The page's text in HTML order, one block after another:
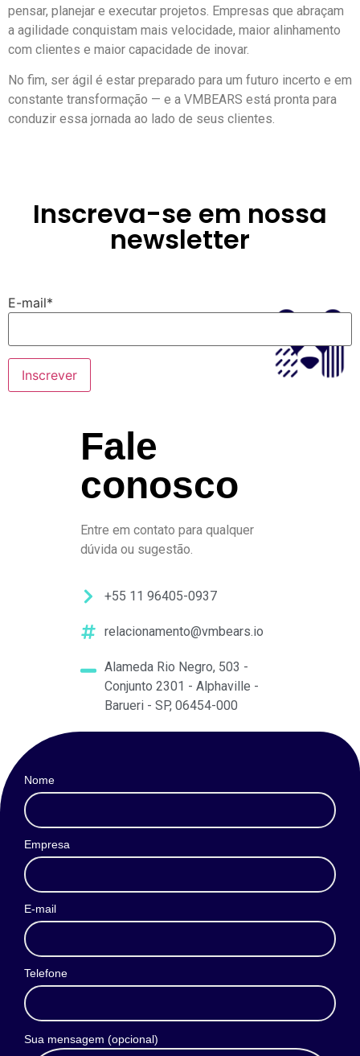
pensar, planejar e executar projetos. Empresas que abraçam
a agilidade conquistam mais velocidade, maior alinhamento
com clientes e maior capacidade de inovar.
No fim, ser ágil é estar preparado para um futuro incerto e em
constante transformação — e a VMBEARS está pronta para
conduzir essa jornada ao lado de seus clientes.
Inscreva-se em nossa
newsletter
E-mail*
Fale
conosco
Entre em contato para qualquer
dúvida ou sugestão.
+55 11 96405-0937
relacionamento@vmbears.io
Alameda Rio Negro, 503 -
Conjunto 2301 - Alphaville -
Barueri - SP, 06454-000
Nome
Empresa
E-mail
Telefone
Sua mensagem (opcional)